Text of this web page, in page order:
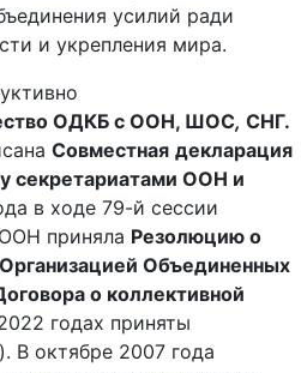
усилий ради
и укрепления мира.
ОДКБ с ООН, ШОС, СНГ.
Совместная декларация
секретариатами ООН и
в ходе 79-й сессии
приняла Резолюцию о
Объединенных
о коллективной
годах приняты
В октябре 2007 года